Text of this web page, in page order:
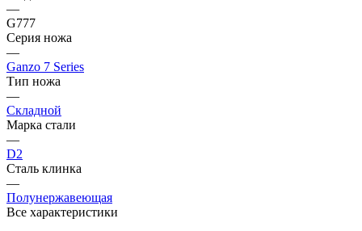
—
G777
Серия ножа
—
Ganzo 7 Series
Тип ножа
—
Складной
Марка стали
—
D2
Сталь клинка
—
Полунержавеющая
Все характеристики